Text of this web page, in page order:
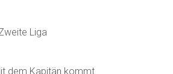
Liga
dem Kapitän kommt